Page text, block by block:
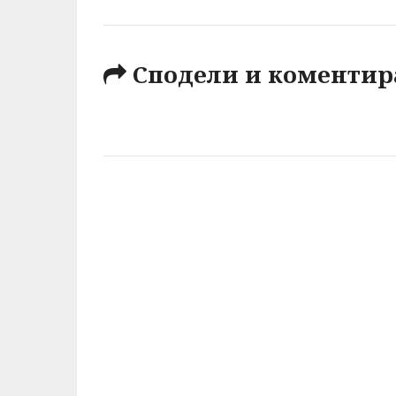
Сподели и